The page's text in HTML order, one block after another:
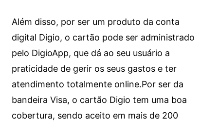
Além disso, por ser um produto da conta
digital Digio, o cartão pode ser administrado
pelo DigioApp, que dá ao seu usuário a
praticidade de gerir os seus gastos e ter
atendimento totalmente online.Por ser da
bandeira Visa, o cartão Digio tem uma boa
cobertura, sendo aceito em mais de 200